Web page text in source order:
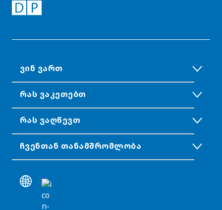
ᲕᲘᲜ ᲕᲐᲠᲗ
ᲠᲐᲡ ᲕᲐᲙᲔᲗᲔᲑᲗ
ᲠᲐᲡ ᲕᲐᲦᲬᲔᲕᲗ
ᲩᲕᲔᲜᲗᲐᲜ ᲗᲐᲜᲐᲛᲨᲠᲝᲛᲚᲝᲑᲐ